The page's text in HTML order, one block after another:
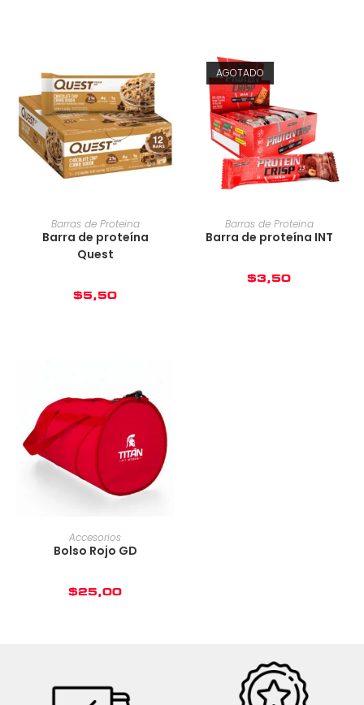
Barras de Proteina
Barra de proteína
Quest
$5,50
AGOTADO
Barras de Proteina
Barra de proteína INT
$3,50
Accesorios
Bolso Rojo GD
$25,00